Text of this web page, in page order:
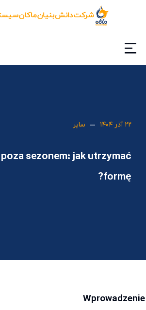
۲۲ آذر ۱۴۰۴ سایر
sezonem: jak utrzymać
formę?
Wprowadzenie